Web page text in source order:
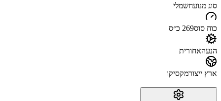
סוג מנועחשמלי
כוח סוס269 כ״ס
הנעהאחורית
ארץ ייצורמקסיקו